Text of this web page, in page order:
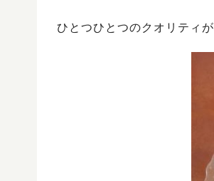
ひとつひとつのクオリティ